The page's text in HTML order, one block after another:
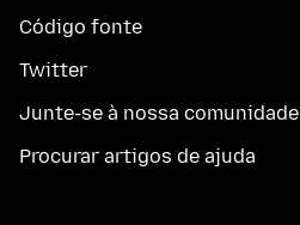
Código fonte
Twitter
Junte-se à nossa comunidade
Procurar artigos de ajuda